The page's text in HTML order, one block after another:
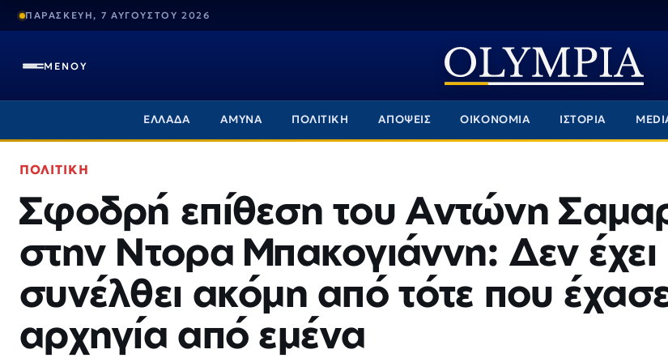
ΠΑΡΑΣΚΕΥΗ, 7 ΑΥΓΟΥΣΤΟΥ 2026
ΜΕΝΟΥ
ΕΛΛΑΔΑ ΑΜΥΝΑ ΠΟΛΙΤΙΚΗ ΑΠΟΨΕΙΣ ΟΙΚΟΝΟΜΙΑ ΙΣΤΟΡΙΑ
ΠΟΛΙΤΙΚΗ
Σφοδρή επίθεση του Αντώνη
στην Ντορα Μπακογιάννη: Δεν έχει
συνέλθει ακόμη από τότε που
αρχηγία από εμένα